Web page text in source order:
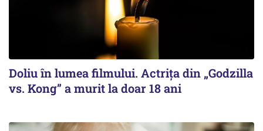
Doliu în lumea filmului. Actrița din „Godzilla
vs. Kong” a murit la doar 18 ani